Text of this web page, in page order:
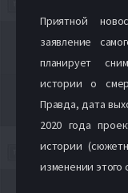
Приятной
заявление
планирует
истории о
Правда, дата
2020 года
истории
изменении этого